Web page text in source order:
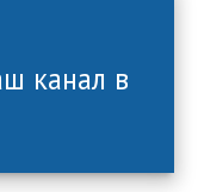
канал в